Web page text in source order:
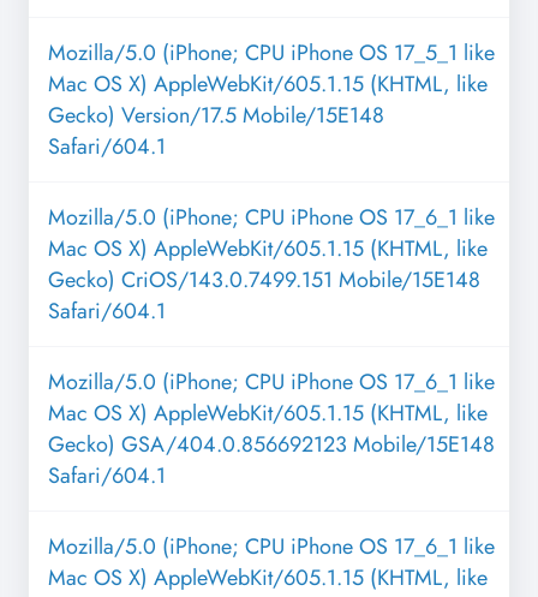
Mozilla/5.0 (iPhone; CPU iPhone OS 17_5_1 like
Mac OS X) AppleWebKit/605.1.15 (KHTML, like
Gecko) Version/17.5 Mobile/15E148
Safari/604.1
Mozilla/5.0 (iPhone; CPU iPhone OS 17_6_1 like
Mac OS X) AppleWebKit/605.1.15 (KHTML, like
Gecko) CriOS/143.0.7499.151 Mobile/15E148
Safari/604.1
Mozilla/5.0 (iPhone; CPU iPhone OS 17_6_1 like
Mac OS X) AppleWebKit/605.1.15 (KHTML, like
Gecko) GSA/404.0.856692123 Mobile/15E148
Safari/604.1
Mozilla/5.0 (iPhone; CPU iPhone OS 17_6_1 like
Mac OS X) AppleWebKit/605.1.15 (KHTML, like